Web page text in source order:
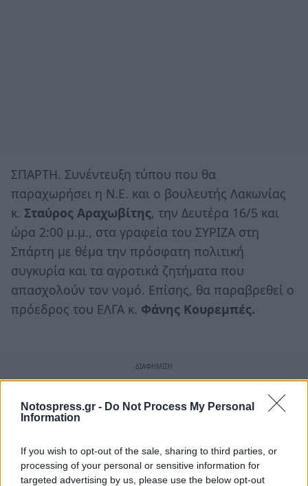
Notospress.gr - Do Not Process My Personal
Information
If you wish to opt-out of the sale, sharing to third parties, or
processing of your personal or sensitive information for
targeted advertising by us, please use the below opt-out
ΣΠΑΡΤΗ. Συνέντευξη τύπου που θα
παραχωρήσει η Ν.Ε. και ο βουλευτής Λακωνίας
κ. Σταύρος Αραχωβίτης, την Δευτέρα 16/5 και
ώρα 2:00 μ.μ., στα γραφεία του ΣΥΡΙΖΑ στη
Σπάρτη με θέμα την πρόσφατη πολιτική
συγκυρία και τα αγροτικά ζητήματα που
απασχολούν τον νομό. Επίσης, θα παραβρεθεί ο
πρόεδρος του ΕΛΓΑ κ. Φάνης Κουρεμπές.